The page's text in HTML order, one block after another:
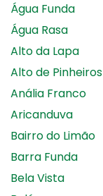
Água Funda
Água Rasa
Alto da Lapa
Alto de Pinheiros
Anália Franco
Aricanduva
Bairro do Limão
Barra Funda
Bela Vista